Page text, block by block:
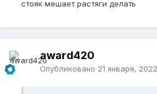
потяжелел.
Спасибо что дочитал до конца ))
Желаю роста😎
стояк мешает растяги делать
award420
Опубликовано 21 января, 2022